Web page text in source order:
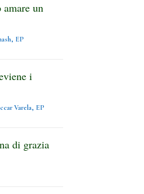
un
EP
i
Varela, EP
di grazia